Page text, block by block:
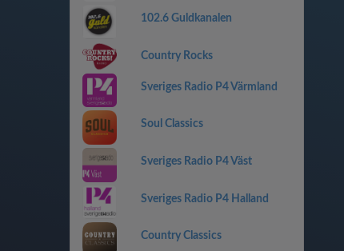
102.6 Guldkanalen
Country Rocks
Sveriges Radio P4 Värmland
Soul Classics
Sveriges Radio P4 Väst
Sveriges Radio P4 Halland
Country Classics